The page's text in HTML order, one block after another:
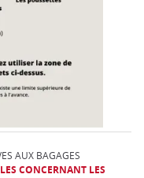
AUX BAGAGES
CONCERNANT LES